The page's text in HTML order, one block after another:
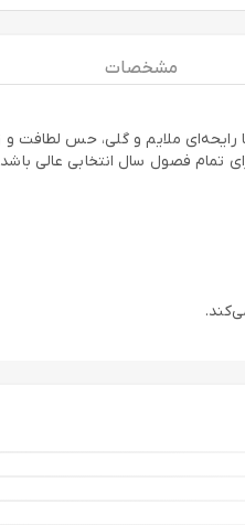
مشخصات
فصول سال انتخابی عالی
را به ارمغان می‌آورد.